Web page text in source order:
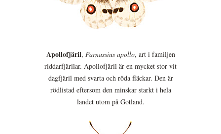
Apollofjäril, Parnassius apollo, art i familjen
riddarfjärilar. Apollofjäril är en mycket stor vit
dagfjäril med svarta och röda fläckar. Den är
rödlistad eftersom den minskar starkt i hela
landet utom på Gotland.